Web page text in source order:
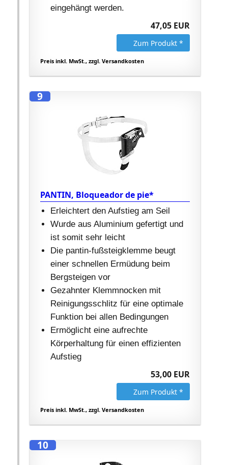
eingehängt werden.
47,05 EUR
Zum Produkt *
Preis inkl. MwSt., zzgl. Versandkosten
9
PANTIN, Bloqueador de pie*
Erleichtert den Aufstieg am Seil
Wurde aus Aluminium gefertigt und
ist somit sehr leicht
Die pantin-fußsteigklemme beugt
einer schnellen Ermüdung beim
Bergsteigen vor
Gezahnter Klemmnocken mit
Reinigungsschlitz für eine optimale
Funktion bei allen Bedingungen
Ermöglicht eine aufrechte
Körperhaltung für einen effizienten
Aufstieg
53,00 EUR
Zum Produkt *
Preis inkl. MwSt., zzgl. Versandkosten
10